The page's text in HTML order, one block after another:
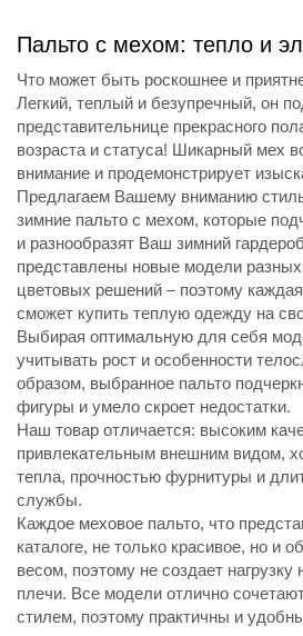
Пальто с мехом: тепло и
Что может быть роскошнее и
Легкий, теплый и безупречный, он
представительнице прекрасного
возраста и статуса! Шикарный мех
внимание и продемонстрирует
Предлагаем Вашему вниманию
зимние пальто с мехом, которые
и разнообразят Ваш зимний
представлены новые модели
цветовых решений – поэтому
сможет купить теплую одежду на
Выбирая оптимальную для себя
учитывать рост и особенности
образом, выбранное пальто
фигуры и умело скроет недостатки.
Наш товар отличается: высоким
привлекательным внешним видом,
тепла, прочностью фурнитуры и
службы.
Каждое меховое пальто, что
каталоге, не только красивое, но и
весом, поэтому не создает нагрузку
плечи. Все модели отлично
стилем, поэтому практичны и